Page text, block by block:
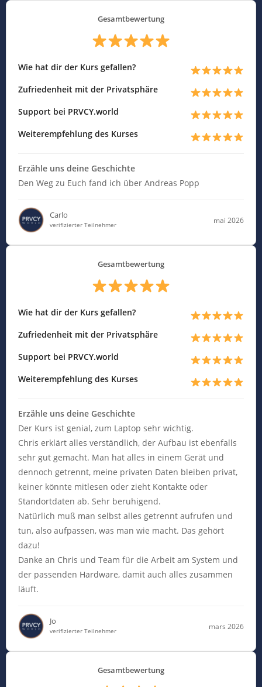
Gesamtbewertung
Wie hat dir der Kurs gefallen?
Zufriedenheit mit der Privatsphäre
Support bei PRVCY.world
Weiterempfehlung des Kurses
Erzähle uns deine Geschichte
Den Weg zu Euch fand ich über Andreas Popp
Carlo
verifizierter Teilnehmer
mai 2026
Gesamtbewertung
Wie hat dir der Kurs gefallen?
Zufriedenheit mit der Privatsphäre
Support bei PRVCY.world
Weiterempfehlung des Kurses
Erzähle uns deine Geschichte
Der Kurs ist genial, zum Laptop sehr wichtig.
Chris erklärt alles verständlich, der Aufbau ist ebenfalls
sehr gut gemacht. Man hat alles in einem Gerät und
dennoch getrennt, meine privaten Daten bleiben privat,
keiner könnte mitlesen oder zieht Kontakte oder
Standortdaten ab. Sehr beruhigend.
Natürlich muß man selbst alles getrennt aufrufen und
tun, also aufpassen, was man wie macht. Das gehört
dazu!
Danke an Chris und Team für die Arbeit am System und
der passenden Hardware, damit auch alles zusammen
läuft.
Jo
verifizierter Teilnehmer
mars 2026
Gesamtbewertung